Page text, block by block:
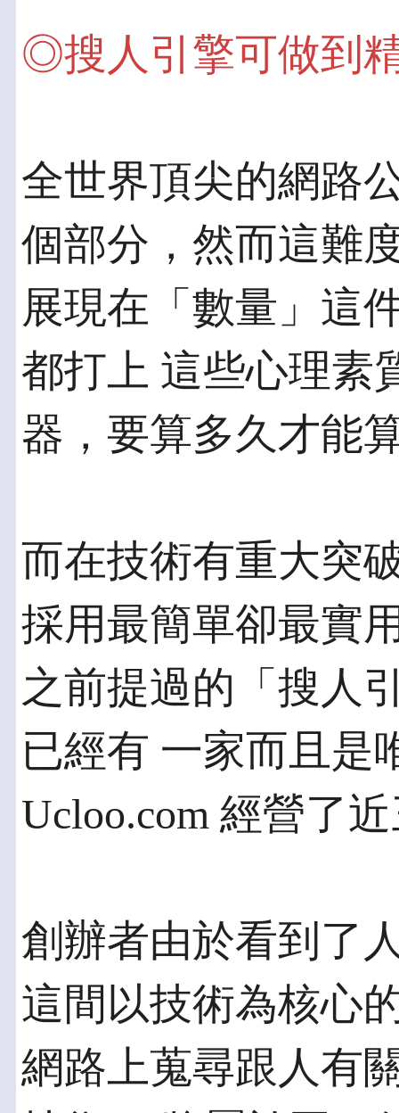
◎搜人引擎可做到
全世界頂尖的網路
個部分，然而這難
展現在「數量」這
都打上 這些心理素
器，要算多久才能
而在技術有重大突
採用最簡單卻最實
之前提過的「搜人
已經有 一家而且是
Ucloo.com 經營了
創辦者由於看到了
這間以技術為核心
網路上蒐尋跟人有